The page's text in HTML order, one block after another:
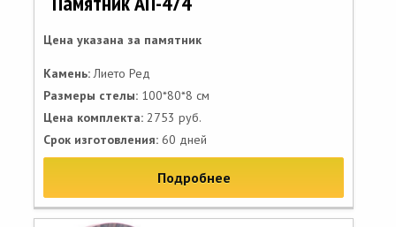
Цена указана за памятник
Камень:Лието Ред
Размеры стелы: 100*80*8 см
Цена комплекта: 2753 руб.
Срок изготовления: 60 дней
Подробнее